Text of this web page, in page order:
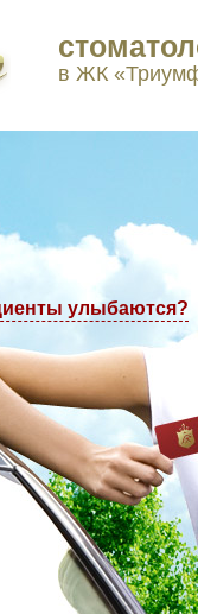
в ЖК
98
улыбаются?